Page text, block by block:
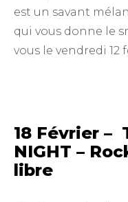
est un savant
qui vous donne le
vous le vendredi 12
18 Février –
NIGHT –
libre